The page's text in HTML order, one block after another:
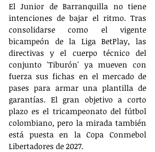
El Junior de Barranquilla no tiene
intenciones de bajar el ritmo. Tras
consolidarse como el vigente
bicampeón de la Liga BetPlay, las
directivas y el cuerpo técnico del
conjunto 'Tiburón' ya mueven con
fuerza sus fichas en el mercado de
pases para armar una plantilla de
garantías. El gran objetivo a corto
plazo es el tricampeonato del fútbol
colombiano, pero la mirada también
está puesta en la Copa Conmebol
Libertadores de 2027.